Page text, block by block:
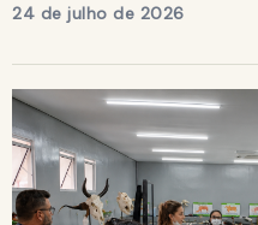
24 de julho de 2026